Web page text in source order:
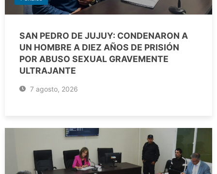
SAN PEDRO DE JUJUY: CONDENARON A
UN HOMBRE A DIEZ AÑOS DE PRISIÓN
POR ABUSO SEXUAL GRAVEMENTE
ULTRAJANTE
7 agosto, 2026